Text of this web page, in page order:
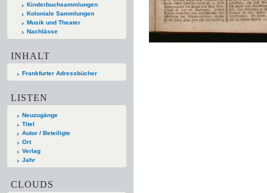
Kinderbuchsammlungen
Koloniale Sammlungen
Musik und Theater
Nachlässe
INHALT
Frankfurter Adressbücher
LISTEN
Neuzugänge
Titel
Autor / Beteiligte
Ort
Verlag
Jahr
CLOUDS